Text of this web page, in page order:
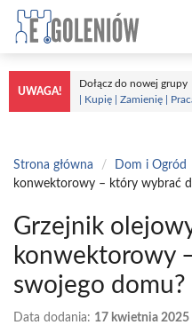
Przejdź
treści
UWAGA!
Dołącz do nowej grupy
| Kupię | Zamienię |
Strona główna / Dom i Ogród
konwektorowy – który wybrać
Grzejnik
konwektorowy
swojego domu?
Data dodania: 17 kwietnia 2025